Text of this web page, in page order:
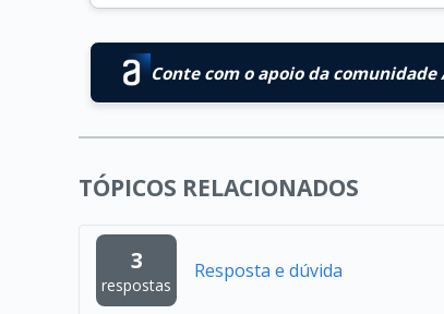
Conte com o apoio da
TÓPICOS RELACIONADOS
3
respostas
Resposta e dúvida